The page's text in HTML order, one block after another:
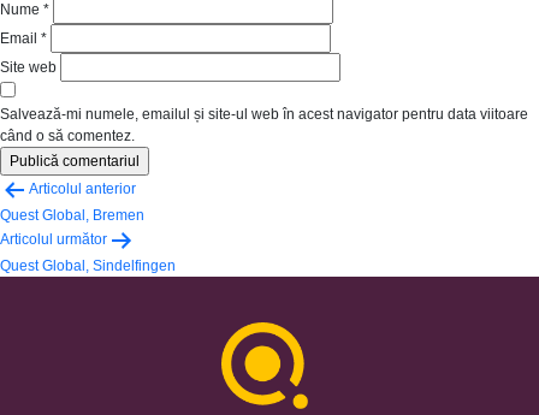
Nume *
Email *
Site web
Salvează-mi numele, emailul și site-ul web în acest navigator pentru data viitoare
când o să comentez.
Navigare
în
articole
Articolul anterior
Quest Global, Bremen
Articolul următor
Quest Global, Sindelfingen